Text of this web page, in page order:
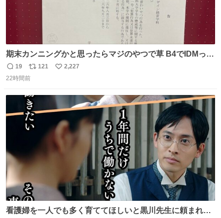
期末カンニングかと思ったらマジのやつで草 B4でIDMって
ことはおそらく就職だし、内定取り消し？ それと夏休み期
間の停学って無意味じゃね？
返
信
19
リ
ポ
ト
数
121
い
数
2,227
22時間前
看護婦を一人でも多く育ててほしいと黒川先生に頼まれ、